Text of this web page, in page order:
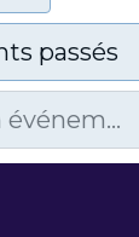
passés